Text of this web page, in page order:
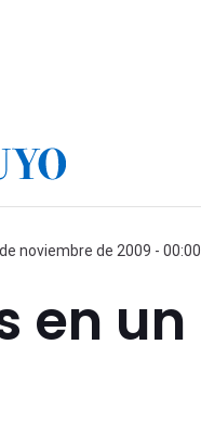
noviembre de 2009 - 00:00
en un